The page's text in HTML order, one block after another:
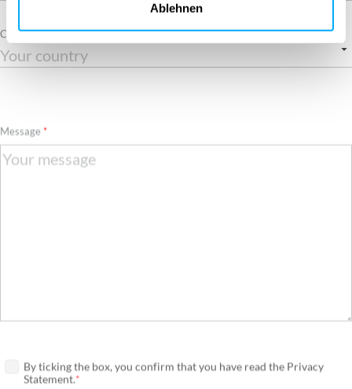
Ablehnen
Country
Message Required
By ticking the box, you confirm that you have read the Privacy
Statement.
Required